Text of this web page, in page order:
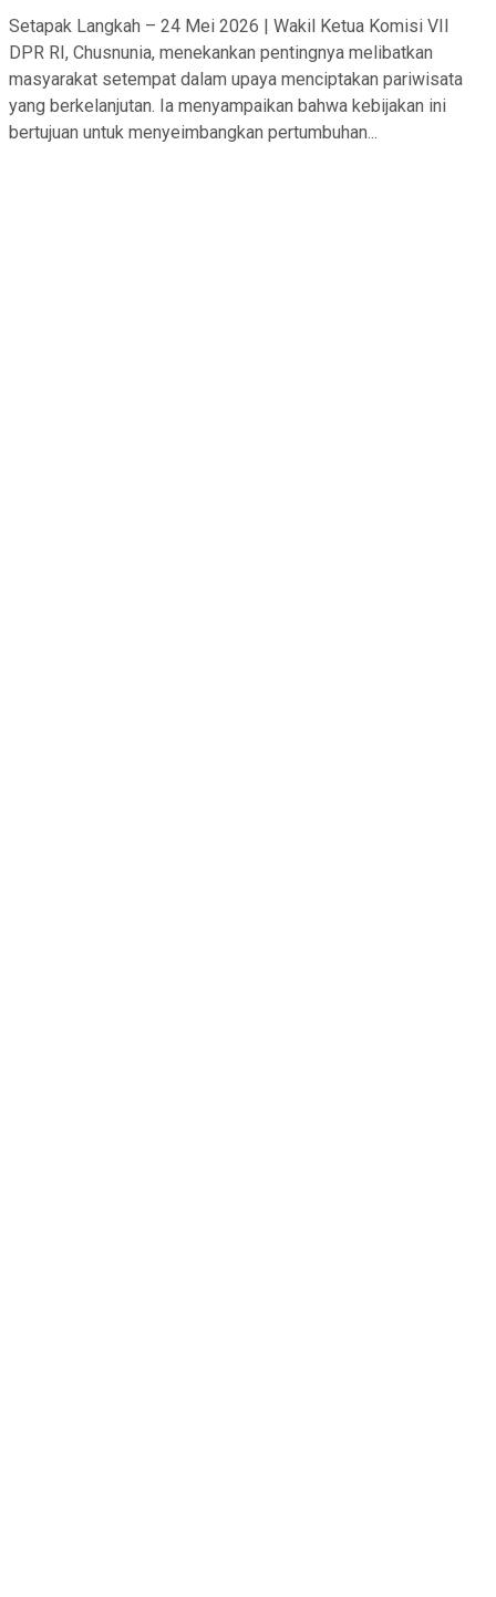
Setapak Langkah – 24 Mei 2026 | Wakil Ketua Komisi VII
DPR RI, Chusnunia, menekankan pentingnya melibatkan
masyarakat setempat dalam upaya menciptakan pariwisata
yang berkelanjutan. Ia menyampaikan bahwa kebijakan ini
bertujuan untuk menyeimbangkan pertumbuhan...